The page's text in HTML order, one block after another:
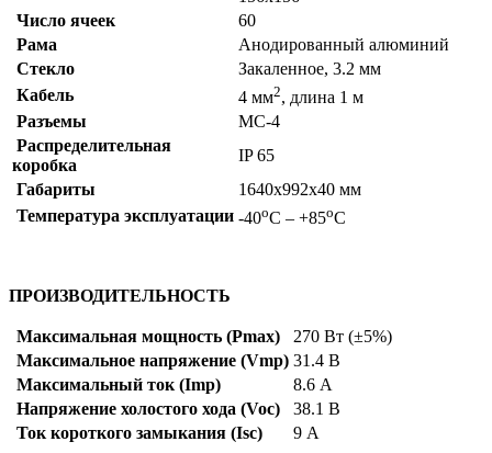
Число ячеек
60
Рама
Анодированный алюминий
Стекло
Закаленное, 3.2 мм
Кабель
4 мм2, длина 1 м
Разъемы
МС-4
Распределительная
коробка
IP 65
Габариты
1640х992х40 мм
Температура эксплуатации -40оС – +85оС
ПРОИЗВОДИТЕЛЬНОСТЬ
Максимальная мощность (Pmax)
270 Вт (±5%)
Максимальное напряжение (Vmp) 31.4 В
Максимальный ток (Imp)
8.6 А
Напряжение холостого хода (Voc)
38.1 В
Ток короткого замыкания (Isc)
9 А